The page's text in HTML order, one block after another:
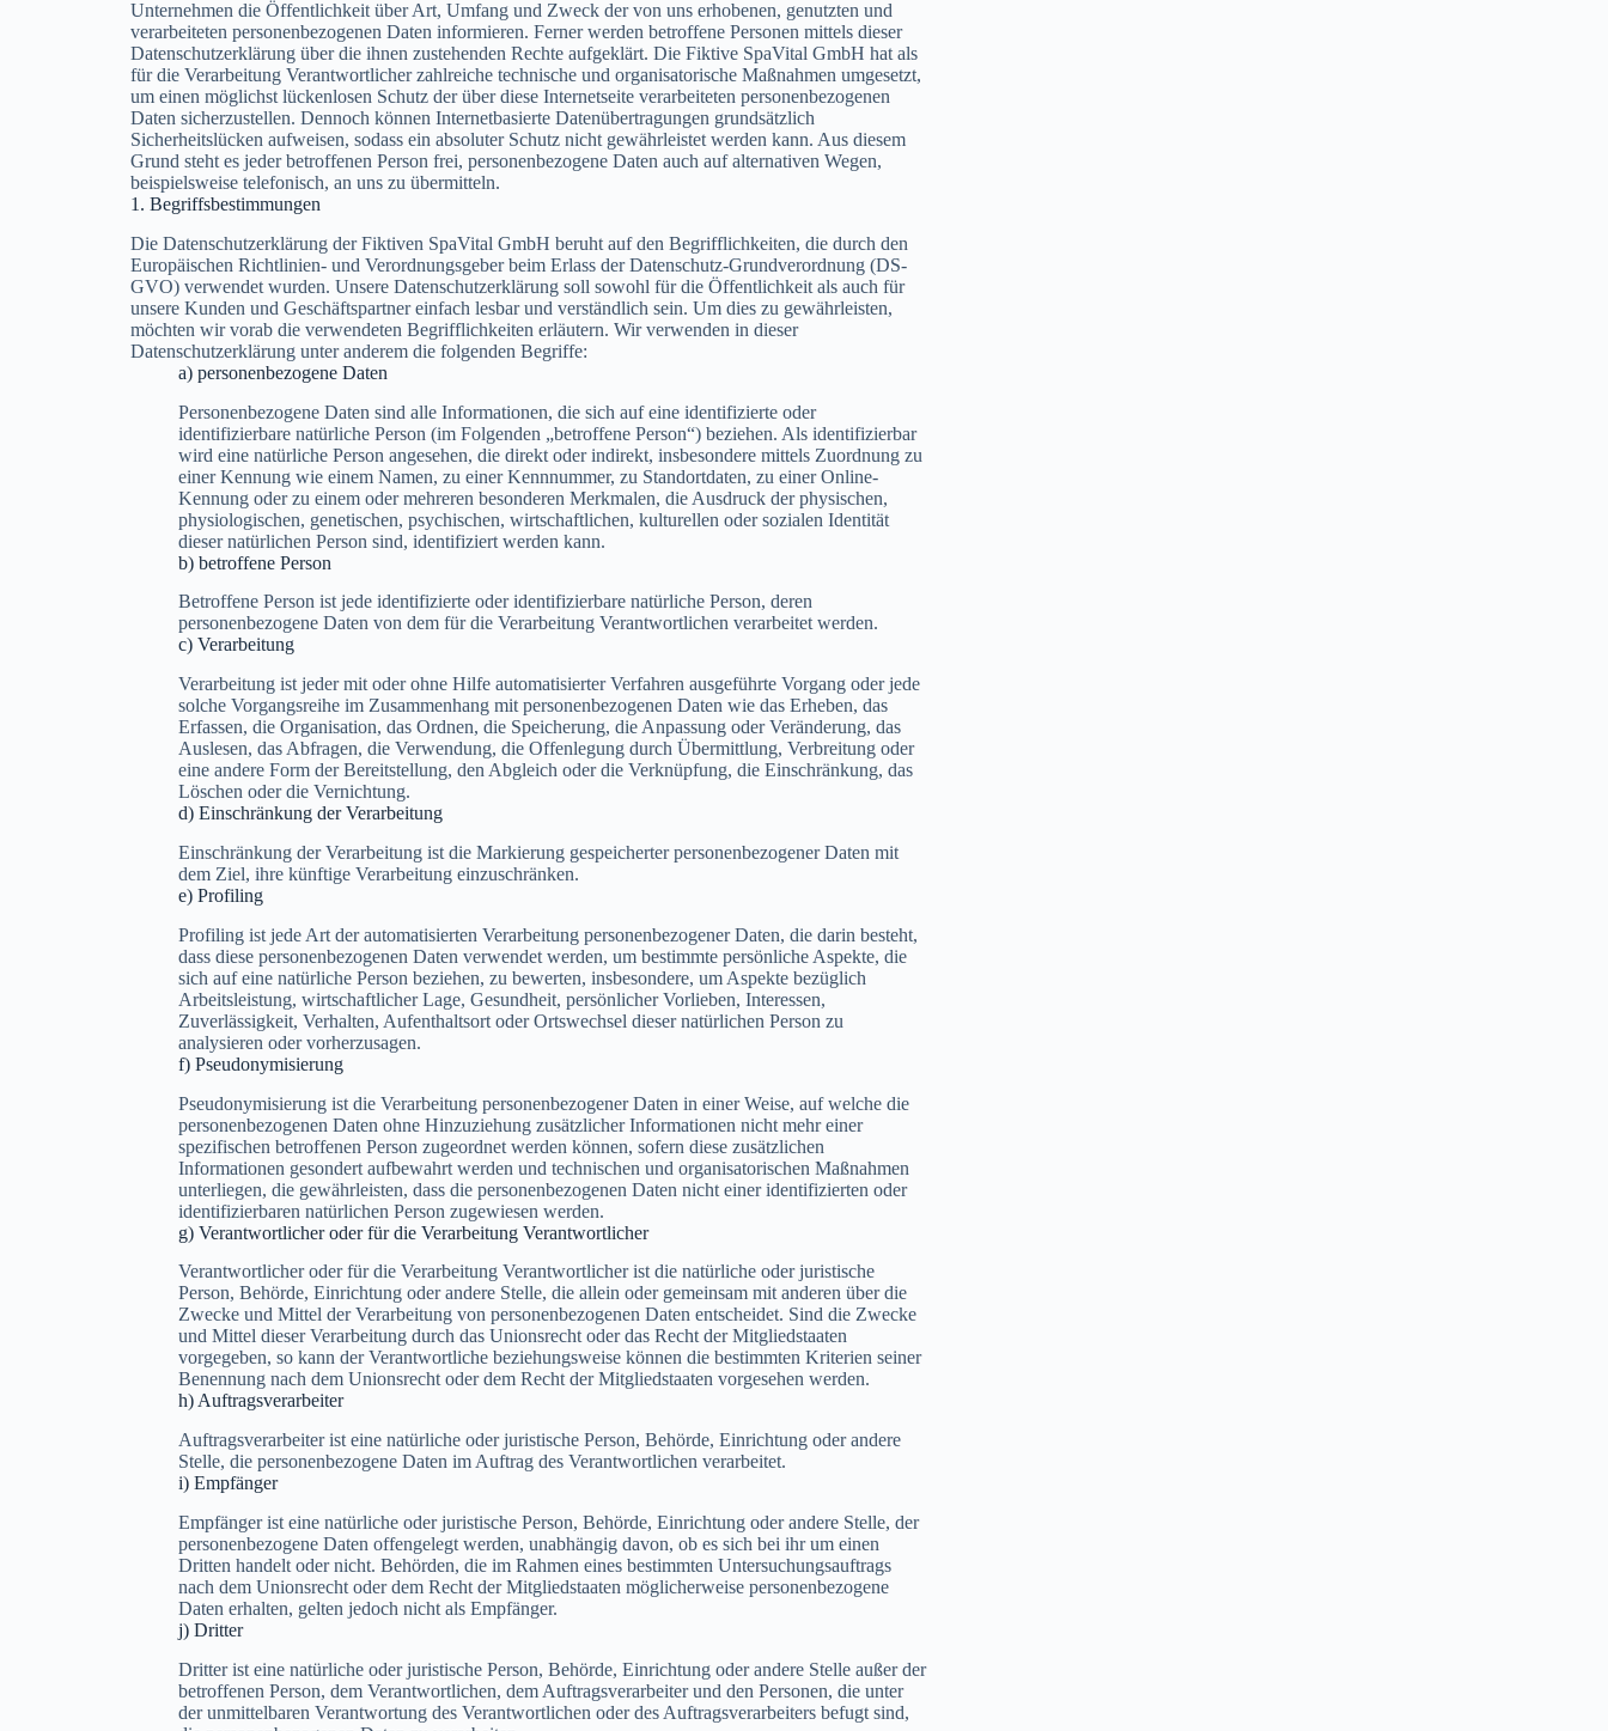
Unternehmen die Öffentlichkeit über Art, Umfang und Zweck der von uns erhobenen, genutzten und
verarbeiteten personenbezogenen Daten informieren. Ferner werden betroffene Personen mittels dieser
Datenschutzerklärung über die ihnen zustehenden Rechte aufgeklärt. Die Fiktive SpaVital GmbH hat als
für die Verarbeitung Verantwortlicher zahlreiche technische und organisatorische Maßnahmen umgesetzt,
um einen möglichst lückenlosen Schutz der über diese Internetseite verarbeiteten personenbezogenen
Daten sicherzustellen. Dennoch können Internetbasierte Datenübertragungen grundsätzlich
Sicherheitslücken aufweisen, sodass ein absoluter Schutz nicht gewährleistet werden kann. Aus diesem
Grund steht es jeder betroffenen Person frei, personenbezogene Daten auch auf alternativen Wegen,
beispielsweise telefonisch, an uns zu übermitteln.
1. Begriffsbestimmungen
Die Datenschutzerklärung der Fiktiven SpaVital GmbH beruht auf den Begrifflichkeiten, die durch den
Europäischen Richtlinien- und Verordnungsgeber beim Erlass der Datenschutz-Grundverordnung (DS-
GVO) verwendet wurden. Unsere Datenschutzerklärung soll sowohl für die Öffentlichkeit als auch für
unsere Kunden und Geschäftspartner einfach lesbar und verständlich sein. Um dies zu gewährleisten,
möchten wir vorab die verwendeten Begrifflichkeiten erläutern. Wir verwenden in dieser
Datenschutzerklärung unter anderem die folgenden Begriffe:
a) personenbezogene Daten
Personenbezogene Daten sind alle Informationen, die sich auf eine identifizierte oder
identifizierbare natürliche Person (im Folgenden „betroffene Person“) beziehen. Als identifizierbar
wird eine natürliche Person angesehen, die direkt oder indirekt, insbesondere mittels Zuordnung zu
einer Kennung wie einem Namen, zu einer Kennnummer, zu Standortdaten, zu einer Online-
Kennung oder zu einem oder mehreren besonderen Merkmalen, die Ausdruck der physischen,
physiologischen, genetischen, psychischen, wirtschaftlichen, kulturellen oder sozialen Identität
dieser natürlichen Person sind, identifiziert werden kann.
b) betroffene Person
Betroffene Person ist jede identifizierte oder identifizierbare natürliche Person, deren
personenbezogene Daten von dem für die Verarbeitung Verantwortlichen verarbeitet werden.
c) Verarbeitung
Verarbeitung ist jeder mit oder ohne Hilfe automatisierter Verfahren ausgeführte Vorgang oder jede
solche Vorgangsreihe im Zusammenhang mit personenbezogenen Daten wie das Erheben, das
Erfassen, die Organisation, das Ordnen, die Speicherung, die Anpassung oder Veränderung, das
Auslesen, das Abfragen, die Verwendung, die Offenlegung durch Übermittlung, Verbreitung oder
eine andere Form der Bereitstellung, den Abgleich oder die Verknüpfung, die Einschränkung, das
Löschen oder die Vernichtung.
d) Einschränkung der Verarbeitung
Einschränkung der Verarbeitung ist die Markierung gespeicherter personenbezogener Daten mit
dem Ziel, ihre künftige Verarbeitung einzuschränken.
e) Profiling
Profiling ist jede Art der automatisierten Verarbeitung personenbezogener Daten, die darin besteht,
dass diese personenbezogenen Daten verwendet werden, um bestimmte persönliche Aspekte, die
sich auf eine natürliche Person beziehen, zu bewerten, insbesondere, um Aspekte bezüglich
Arbeitsleistung, wirtschaftlicher Lage, Gesundheit, persönlicher Vorlieben, Interessen,
Zuverlässigkeit, Verhalten, Aufenthaltsort oder Ortswechsel dieser natürlichen Person zu
analysieren oder vorherzusagen.
f) Pseudonymisierung
Pseudonymisierung ist die Verarbeitung personenbezogener Daten in einer Weise, auf welche die
personenbezogenen Daten ohne Hinzuziehung zusätzlicher Informationen nicht mehr einer
spezifischen betroffenen Person zugeordnet werden können, sofern diese zusätzlichen
Informationen gesondert aufbewahrt werden und technischen und organisatorischen Maßnahmen
unterliegen, die gewährleisten, dass die personenbezogenen Daten nicht einer identifizierten oder
identifizierbaren natürlichen Person zugewiesen werden.
g) Verantwortlicher oder für die Verarbeitung Verantwortlicher
Verantwortlicher oder für die Verarbeitung Verantwortlicher ist die natürliche oder juristische
Person, Behörde, Einrichtung oder andere Stelle, die allein oder gemeinsam mit anderen über die
Zwecke und Mittel der Verarbeitung von personenbezogenen Daten entscheidet. Sind die Zwecke
und Mittel dieser Verarbeitung durch das Unionsrecht oder das Recht der Mitgliedstaaten
vorgegeben, so kann der Verantwortliche beziehungsweise können die bestimmten Kriterien seiner
Benennung nach dem Unionsrecht oder dem Recht der Mitgliedstaaten vorgesehen werden.
h) Auftragsverarbeiter
Auftragsverarbeiter ist eine natürliche oder juristische Person, Behörde, Einrichtung oder andere
Stelle, die personenbezogene Daten im Auftrag des Verantwortlichen verarbeitet.
i) Empfänger
Empfänger ist eine natürliche oder juristische Person, Behörde, Einrichtung oder andere Stelle, der
personenbezogene Daten offengelegt werden, unabhängig davon, ob es sich bei ihr um einen
Dritten handelt oder nicht. Behörden, die im Rahmen eines bestimmten Untersuchungsauftrags
nach dem Unionsrecht oder dem Recht der Mitgliedstaaten möglicherweise personenbezogene
Daten erhalten, gelten jedoch nicht als Empfänger.
j) Dritter
Dritter ist eine natürliche oder juristische Person, Behörde, Einrichtung oder andere Stelle außer der
betroffenen Person, dem Verantwortlichen, dem Auftragsverarbeiter und den Personen, die unter
der unmittelbaren Verantwortung des Verantwortlichen oder des Auftragsverarbeiters befugt sind,